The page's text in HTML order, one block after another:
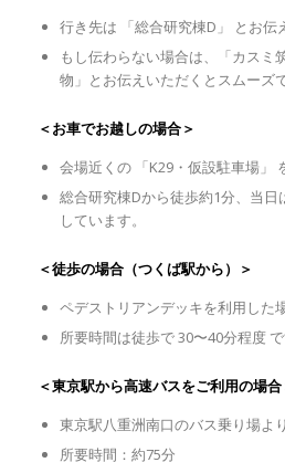
行き先は 「総合研究棟D」 とお伝
もし伝わらない場合は、「カスミ
物」とお伝えいただくとスムーズで
＜お車でお越しの場合＞
会場近くの 「K29・仮設駐車場」
総合研究棟Dから徒歩約1分、当
しています。
＜徒歩の場合（つくば駅から）＞
ペデストリアンデッキを利用した
所要時間は徒歩で 30〜40分程度
＜東京駅から高速バスをご利用の場合
東京駅八重洲南口のバス乗り場よ
所要時間：約75分